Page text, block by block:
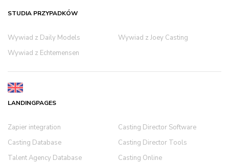
STUDIA PRZYPADKÓW
Wywiad z Daily Models
Wywiad z Echtemensen
Wywiad z Joey Casting
LANDINGPAGES
Zapier integration
Casting Database
Talent Agency Database
Casting Director Software
Casting Director Tools
Casting Online